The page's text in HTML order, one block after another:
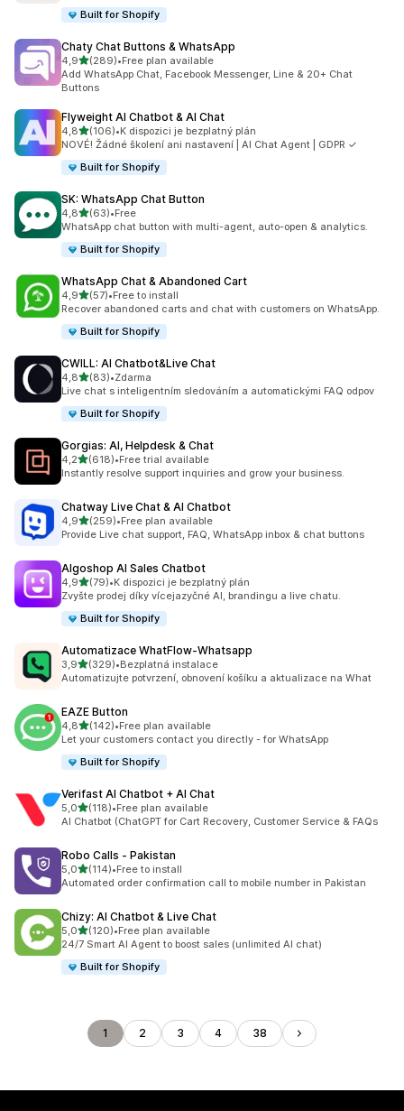
Built for Shopify
Chaty Chat Buttons & WhatsApp
4,9z 5 hvězd
(289)
Celkový počet recenzí: 289
•Free plan available
Add WhatsApp Chat, Facebook Messenger, Line & 20+ Chat
Buttons
Flyweight AI Chatbot & AI Chat
4,8z 5 hvězd
(106)
Celkový počet recenzí: 106
•K dispozici je bezplatný plán
NOVÉ! Žádné školení ani nastavení | AI Chat Agent | GDPR ✓
Built for Shopify
SK: WhatsApp Chat Button
4,8z 5 hvězd
(63)
Celkový počet recenzí: 63
•Free
WhatsApp chat button with multi-agent, auto-open & analytics.
Built for Shopify
WhatsApp Chat & Abandoned Cart
4,9z 5 hvězd
(57)
Celkový počet recenzí: 57
•Free to install
Recover abandoned carts and chat with customers on WhatsApp.
Built for Shopify
CWILL: AI Chatbot&Live Chat
4,8z 5 hvězd
(83)
Celkový počet recenzí: 83
•Zdarma
Live chat s inteligentním sledováním a automatickými FAQ odpov
Built for Shopify
Gorgias: AI, Helpdesk & Chat
4,2z 5 hvězd
(618)
Celkový počet recenzí: 618
•Free trial available
Instantly resolve support inquiries and grow your business.
Chatway Live Chat & AI Chatbot
4,9z 5 hvězd
(259)
Celkový počet recenzí: 259
•Free plan available
Provide Live chat support, FAQ, WhatsApp inbox & chat buttons
Algoshop AI Sales Chatbot
4,9z 5 hvězd
(79)
Celkový počet recenzí: 79
•K dispozici je bezplatný plán
Zvyšte prodej díky vícejazyčné AI, brandingu a live chatu.
Built for Shopify
Automatizace WhatFlow‑Whatsapp
3,9z 5 hvězd
(329)
Celkový počet recenzí: 329
•Bezplatná instalace
Automatizujte potvrzení, obnovení košíku a aktualizace na What
EAZE Button
4,8z 5 hvězd
(142)
Celkový počet recenzí: 142
•Free plan available
Let your customers contact you directly - for WhatsApp
Built for Shopify
Verifast AI Chatbot + AI Chat
5,0z 5 hvězd
(118)
Celkový počet recenzí: 118
•Free plan available
AI Chatbot (ChatGPT for Cart Recovery, Customer Service & FAQs
Robo Calls ‑ Pakistan
5,0z 5 hvězd
(114)
Celkový počet recenzí: 114
•Free to install
Automated order confirmation call to mobile number in Pakistan
Chizy: AI Chatbot & Live Chat
5,0z 5 hvězd
(120)
Celkový počet recenzí: 120
•Free plan available
24/7 Smart AI Agent to boost sales (unlimited AI chat)
Built for Shopify
1 2 3 4 38